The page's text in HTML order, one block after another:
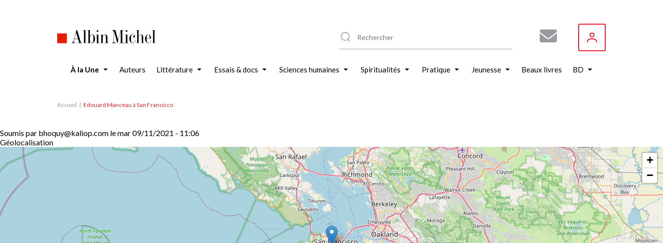
À la Une Auteurs Littérature Essais & docs Sciences humaines Spiritualités Pratique Jeunesse Beaux livres BD
Accueil Edouard Manceau à San Francisco
Soumis par bhoquy@kaliop.com lemar 09/11/2021 - 11:06
Géolocalisation
+
−